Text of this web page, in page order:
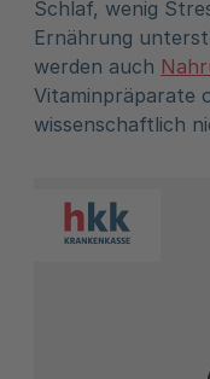
Schlaf, wenig
Ernährung
werden auch
Vitaminpräparate
wissenschaftlich